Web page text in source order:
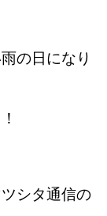
の日になり
シタ通信の